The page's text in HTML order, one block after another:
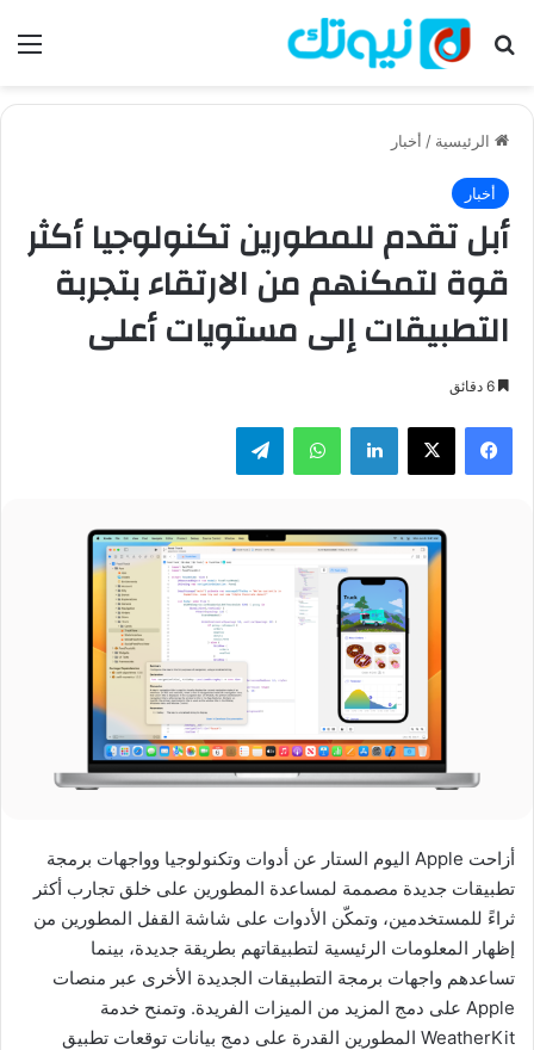
بحث عن
الرئيسية / أخبار
أخبار
أبل تقدم للمطورين تكنولوجيا أكثر
قوة لتمكنهم من الارتقاء بتجربة
التطبيقات إلى مستويات أعلى
فيسبوك ‫X لينكدإن واتساب تيلقرام
أزاحت Apple اليوم الستار عن أدوات وتكنولوجيا وواجهات برمجة
تطبيقات جديدة مصممة لمساعدة المطورين على خلق تجارب أكثر
ثراءً للمستخدمين، وتمكّن الأدوات على شاشة القفل المطورين من
إظهار المعلومات الرئيسية لتطبيقاتهم بطريقة جديدة، بينما
تساعدهم واجهات برمجة التطبيقات الجديدة الأخرى عبر منصات
Apple على دمج المزيد من الميزات الفريدة. وتمنح خدمة
WeatherKit المطورين القدرة على دمج بيانات توقعات تطبيق